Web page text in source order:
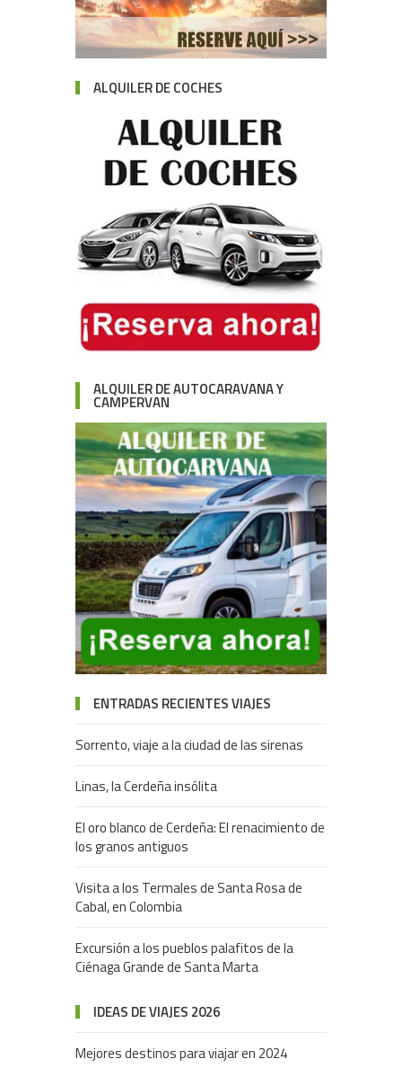
ALQUILER DE COCHES
ALQUILER DE AUTOCARAVANA Y
CAMPERVAN
ENTRADAS RECIENTES VIAJES
Sorrento, viaje a la ciudad de las sirenas
Linas, la Cerdeña insólita
El oro blanco de Cerdeña: El renacimiento de
los granos antiguos
Visita a los Termales de Santa Rosa de
Cabal, en Colombia
Excursión a los pueblos palafitos de la
Ciénaga Grande de Santa Marta
IDEAS DE VIAJES 2026
Mejores destinos para viajar en 2024